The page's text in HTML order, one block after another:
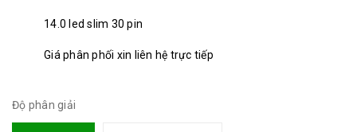
14.0 led slim 30 pin
Giá phân phối xin liên hệ trực tiếp
Độ phân giải